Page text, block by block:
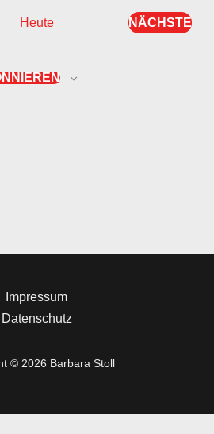
Heute
NÄCHSTE
Impressum
Datenschutz
© 2026 Barbara Stoll